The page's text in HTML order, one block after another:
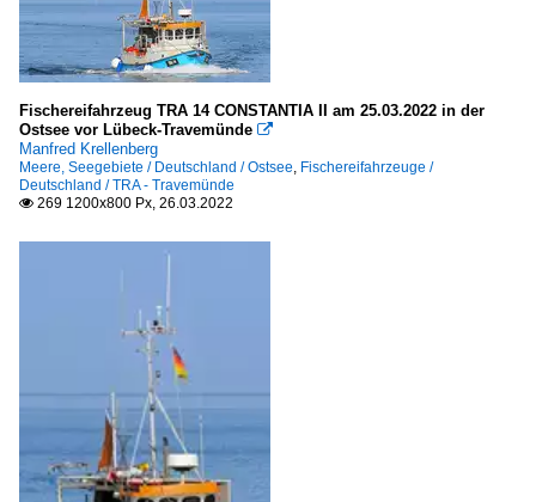
Fischereifahrzeug TRA 14 CONSTANTIA II am 25.03.2022 in der
Ostsee vor Lübeck-Travemünde 
Manfred Krellenberg
Meere, Seegebiete / Deutschland / Ostsee, Fischereifahrzeuge /
Deutschland / TRA - Travemünde
 269 1200x800 Px, 26.03.2022